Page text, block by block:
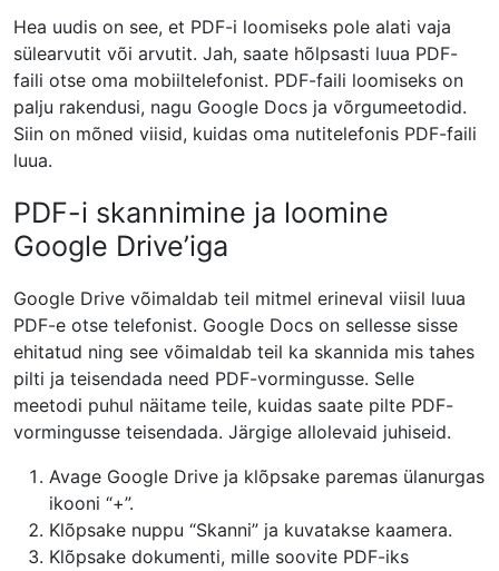
Hea uudis on see, et PDF-i loomiseks pole alati vaja
sülearvutit või arvutit. Jah, saate hõlpsasti luua PDF-
faili otse oma mobiiltelefonist. PDF-faili loomiseks on
palju rakendusi, nagu Google Docs ja võrgumeetodid.
Siin on mõned viisid, kuidas oma nutitelefonis PDF-faili
luua.
PDF-i skannimine ja loomine
Google Drive’iga
Google Drive võimaldab teil mitmel erineval viisil luua
PDF-e otse telefonist. Google Docs on sellesse sisse
ehitatud ning see võimaldab teil ka skannida mis tahes
pilti ja teisendada need PDF-vormingusse. Selle
meetodi puhul näitame teile, kuidas saate pilte PDF-
vormingusse teisendada. Järgige allolevaid juhiseid.
Avage Google Drive ja klõpsake paremas ülanurgas
ikooni “+”.
Klõpsake nuppu “Skanni” ja kuvatakse kaamera.
Klõpsake dokumenti, mille soovite PDF-iks